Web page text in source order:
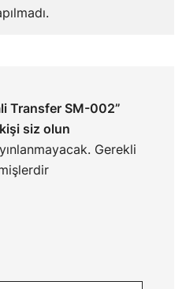
Transfer SM-002”
siz olun
Gerekli